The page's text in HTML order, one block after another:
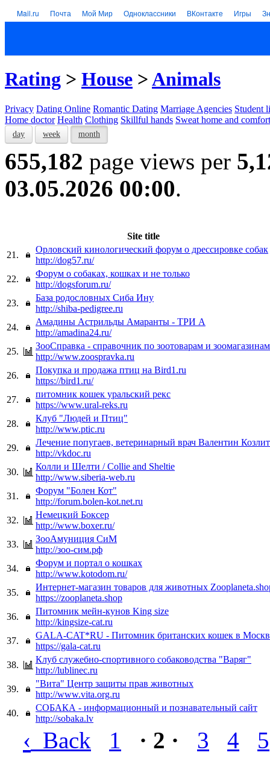
Mail.ru Почта Мой Мир Одноклассники ВКонтакте Игры
Rating > House >Animals
Privacy Dating Online Romantic Dating Marriage Agencies Student
Home doctor Health Clothing Skillful hands Sweat home and comfort
day week month
655,182 page views per
03.05.2026 00:00.
Site title
21.
Орловский кинологический форум о дрессировке собак
http://dog57.ru/
22.
Форум о собаках, кошках и не только
http://dogsforum.ru/
23.
База родословных Сиба Ину
http://shiba-pedigree.ru
24.
Амадины Астрильды Амаранты - ТРИ А
http://amadina24.ru/
25.
ЗооСправка - справочник по зоотоварам и зоомагазинам
http://www.zoospravka.ru
26.
Покупка и продажа птиц на Bird1.ru
https://bird1.ru/
27.
питомник кошек уральский рекс
https://www.ural-reks.ru
28.
Клуб "Людей и Птиц"
http://www.ptic.ru
29.
Лечение попугаев, ветеринарный врач Валентин
http://vkdoc.ru
30.
Колли и Шелти / Collie and Sheltie
http://www.siberia-web.ru
31.
Форум "Болен Кот"
http://forum.bolen-kot.net.ru
32.
Немецкий Боксер
http://www.boxer.ru/
33.
ЗооАмуниция СиМ
http://зоо-сим.рф
34.
Форум и портал о кошках
http://www.kotodom.ru/
35.
Интернет-магазин товаров для животных
https://zooplaneta.shop
36.
Питомник мейн-кунов King size
http://kingsize-cat.ru
37.
GALA-CAT*RU - Питомник британских кошек в
https://gala-cat.ru
38.
Клуб служебно-спортивного собаководства "Варяг"
http://lublinec.ru
39.
"Вита" Центр защиты прав животных
http://www.vita.org.ru
40.
СОБАКА - информационный и познавательный сайт
http://sobaka.lv
‹ Back 1 · 2 · 3 4 5